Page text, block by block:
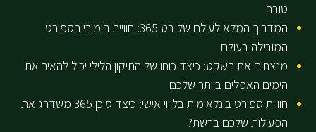
טובה
המדריך המלא לעולם של בט 365: חוויית הימורי הספורט
המובילה בעולם
מנצחים את השקט: כיצד כוחו של התיקון הלילי יכול להאיר את
הימים האפלים ביותר שלכם
חוויית ספורט בינלאומית בליווי אישי: כיצד סוכן 365 משדרג את
הפעילות שלכם ברשת?